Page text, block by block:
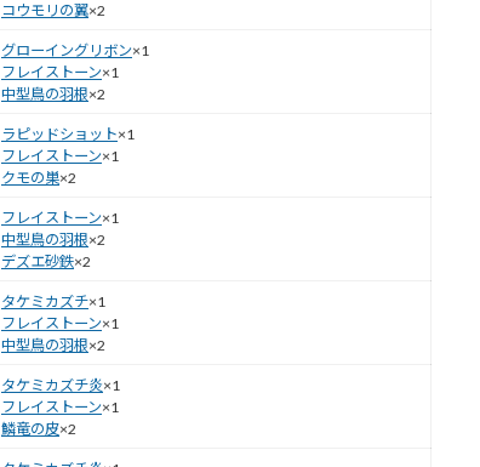
コウモリの翼×2
グローイングリボン×1
フレイストーン×1
中型鳥の羽根×2
ラピッドショット×1
フレイストーン×1
クモの巣×2
フレイストーン×1
中型鳥の羽根×2
デズエ砂鉄×2
タケミカズチ×1
フレイストーン×1
中型鳥の羽根×2
タケミカズチ炎×1
フレイストーン×1
鱗竜の皮×2